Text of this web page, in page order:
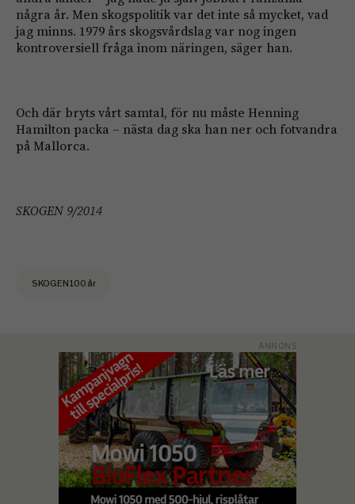
några år. Men skogspolitik var det inte så mycket, vad
jag minns. 1979 års skogsvårdslag var nog ingen
kontroversiell fråga inom näringen, säger han.
Och där bryts vårt samtal, för nu måste Henning
Hamilton packa – nästa dag ska han ner och fotvandra
på Mallorca.
SKOGEN 9/2014
SKOGEN 100 år